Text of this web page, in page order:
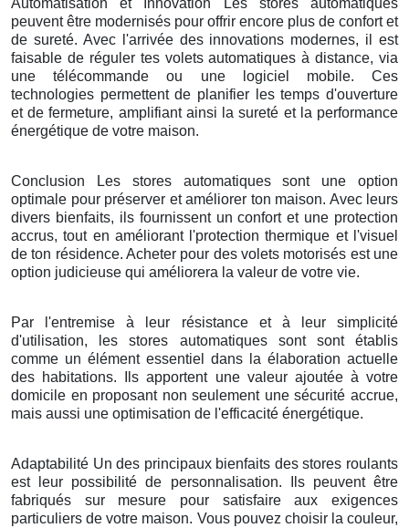
Automatisation et Innovation Les stores automatiques
peuvent être modernisés pour offrir encore plus de confort et
de sureté. Avec l'arrivée des innovations modernes, il est
faisable de réguler tes volets automatiques à distance, via
une télécommande ou une logiciel mobile. Ces
technologies permettent de planifier les temps d'ouverture
et de fermeture, amplifiant ainsi la sureté et la performance
énergétique de votre maison.
Conclusion Les stores automatiques sont une option
optimale pour préserver et améliorer ton maison. Avec leurs
divers bienfaits, ils fournissent un confort et une protection
accrus, tout en améliorant l'protection thermique et l'visuel
de ton résidence. Acheter pour des volets motorisés est une
option judicieuse qui améliorera la valeur de votre vie.
Par l'entremise à leur résistance et à leur simplicité
d'utilisation, les stores automatiques sont sont établis
comme un élément essentiel dans la élaboration actuelle
des habitations. Ils apportent une valeur ajoutée à votre
domicile en proposant non seulement une sécurité accrue,
mais aussi une optimisation de l'efficacité énergétique.
Adaptabilité Un des principaux bienfaits des stores roulants
est leur possibilité de personnalisation. Ils peuvent être
fabriqués sur mesure pour satisfaire aux exigences
particuliers de votre maison. Vous pouvez choisir la couleur,